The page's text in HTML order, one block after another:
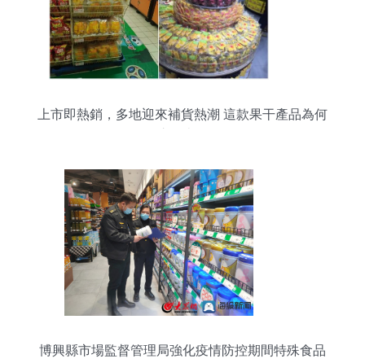
上市即熱銷，多地迎來補貨熱潮 這款果干產品為何
博興縣市場監督管理局強化疫情防控期間特殊食品